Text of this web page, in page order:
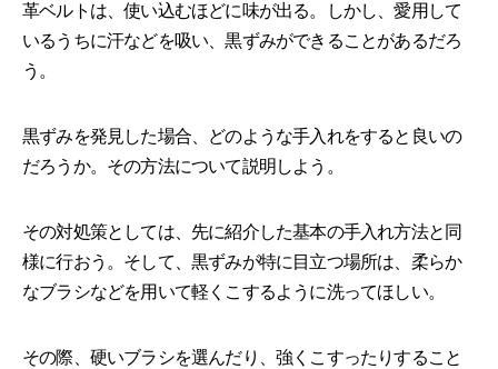
革ベルトは、使い込むほどに味が出る。しかし、愛用して
いるうちに汗などを吸い、黒ずみができることがあるだろ
う。
黒ずみを発見した場合、どのような手入れをすると良いの
だろうか。その方法について説明しよう。
その対処策としては、先に紹介した基本の手入れ方法と同
様に行おう。そして、黒ずみが特に目立つ場所は、柔らか
なブラシなどを用いて軽くこするように洗ってほしい。
その際、硬いブラシを選んだり、強くこすったりすること